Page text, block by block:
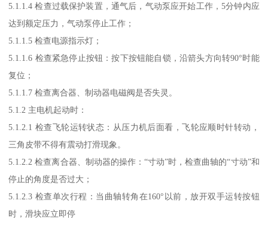
5.1.1.4 检查过载保护装置，通气后，气动泵应开始工作，5分钟内应
达到额定压力，气动泵停止工作；
5.1.1.5 检查电源指示灯；
5.1.1.6 检查紧急停止按钮：按下按钮能自锁，沿箭头方向转90°时能
复位；
5.1.1.7 检查离合器、制动器电磁阀是否失灵。
5.1.2 主电机起动时：
5.1.2.1 检查飞轮运转状态：从压力机后面看，飞轮应顺时针转动，
三角皮带不得有震动打滑现象。
5.1.2.2 检查离合器、制动器的操作：“寸动”时，检查曲轴的“寸动”和
停止的角度是否过大；
5.1.2.3 检查单次行程：当曲轴转角在160°以前，放开双手运转按钮
时，滑块应立即停